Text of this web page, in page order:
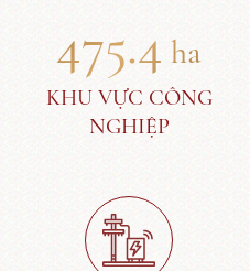
475.4 ha
KHU VỰC CÔNG
NGHIỆP